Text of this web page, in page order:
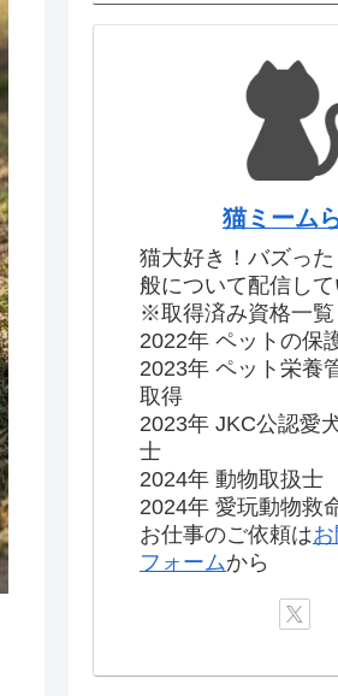
猫ミーム
猫大好き！バズっ
般について配信して
※取得済み資格一覧
2022年 ペットの保
2023年 ペット栄養
取得
2023年 JKC公認愛
士
2024年 動物取扱士
2024年 愛玩動物救
お仕事のご依頼は
フォームから